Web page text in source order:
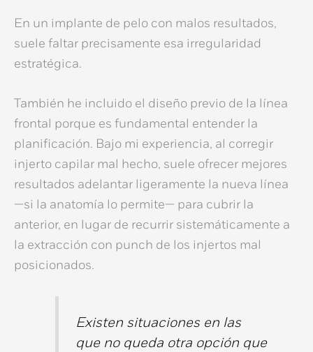
En un implante de pelo con malos resultados,
suele faltar precisamente esa irregularidad
estratégica.
También he incluido el diseño previo de la línea
frontal porque es fundamental entender la
planificación. Bajo mi experiencia, al corregir
injerto capilar mal hecho, suele ofrecer mejores
resultados adelantar ligeramente la nueva línea
—si la anatomía lo permite— para cubrir la
anterior, en lugar de recurrir sistemáticamente a
la extracción con punch de los injertos mal
posicionados.
Existen situaciones en las
que no queda otra opción que